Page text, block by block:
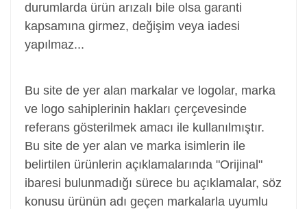
durumlarda ürün arızalı bile olsa garanti
kapsamına girmez, değişim veya iadesi
yapılmaz...
Bu site de yer alan markalar ve logolar, marka
ve logo sahiplerinin hakları çerçevesinde
referans gösterilmek amacı ile kullanılmıştır.
Bu site de yer alan ve marka isimlerin ile
belirtilen ürünlerin açıklamalarında "Orijinal"
ibaresi bulunmadığı sürece bu açıklamalar, söz
konusu ürünün adı geçen markalarla uyumlu